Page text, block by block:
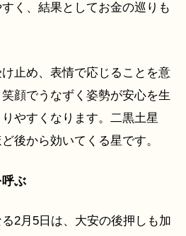
く、結果としてお金の巡りも
止め、表情で応じることを意
顔でうなずく姿勢が安心を生
やすくなります。二黒土星
後から効いてくる星です。
ぶ
2月5日は、大安の後押しも加